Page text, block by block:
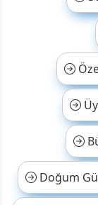
Doğum